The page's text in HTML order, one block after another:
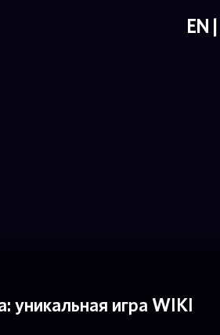
EN
уникальная игра WIKI